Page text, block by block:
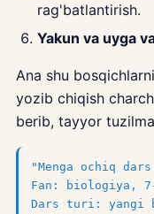
rag'batlantirish.
Yakun va uyga
Ana shu
yozib chiqish
berib, tayyor
"Menga ochiq
Fan: biologiya,
Dars turi: yangi